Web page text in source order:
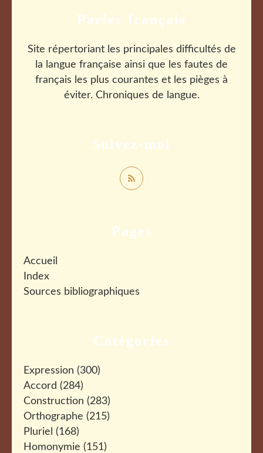
Catégories
Expression (300)
Accord (284)
Construction (283)
Orthographe (215)
Pluriel (168)
Homonymie (151)
Pages
Accueil
Index
Sources bibliographiques
Suivez-moi
Parler français
Site répertoriant les principales difficultés de
la langue française ainsi que les fautes de
français les plus courantes et les pièges à
éviter. Chroniques de langue.